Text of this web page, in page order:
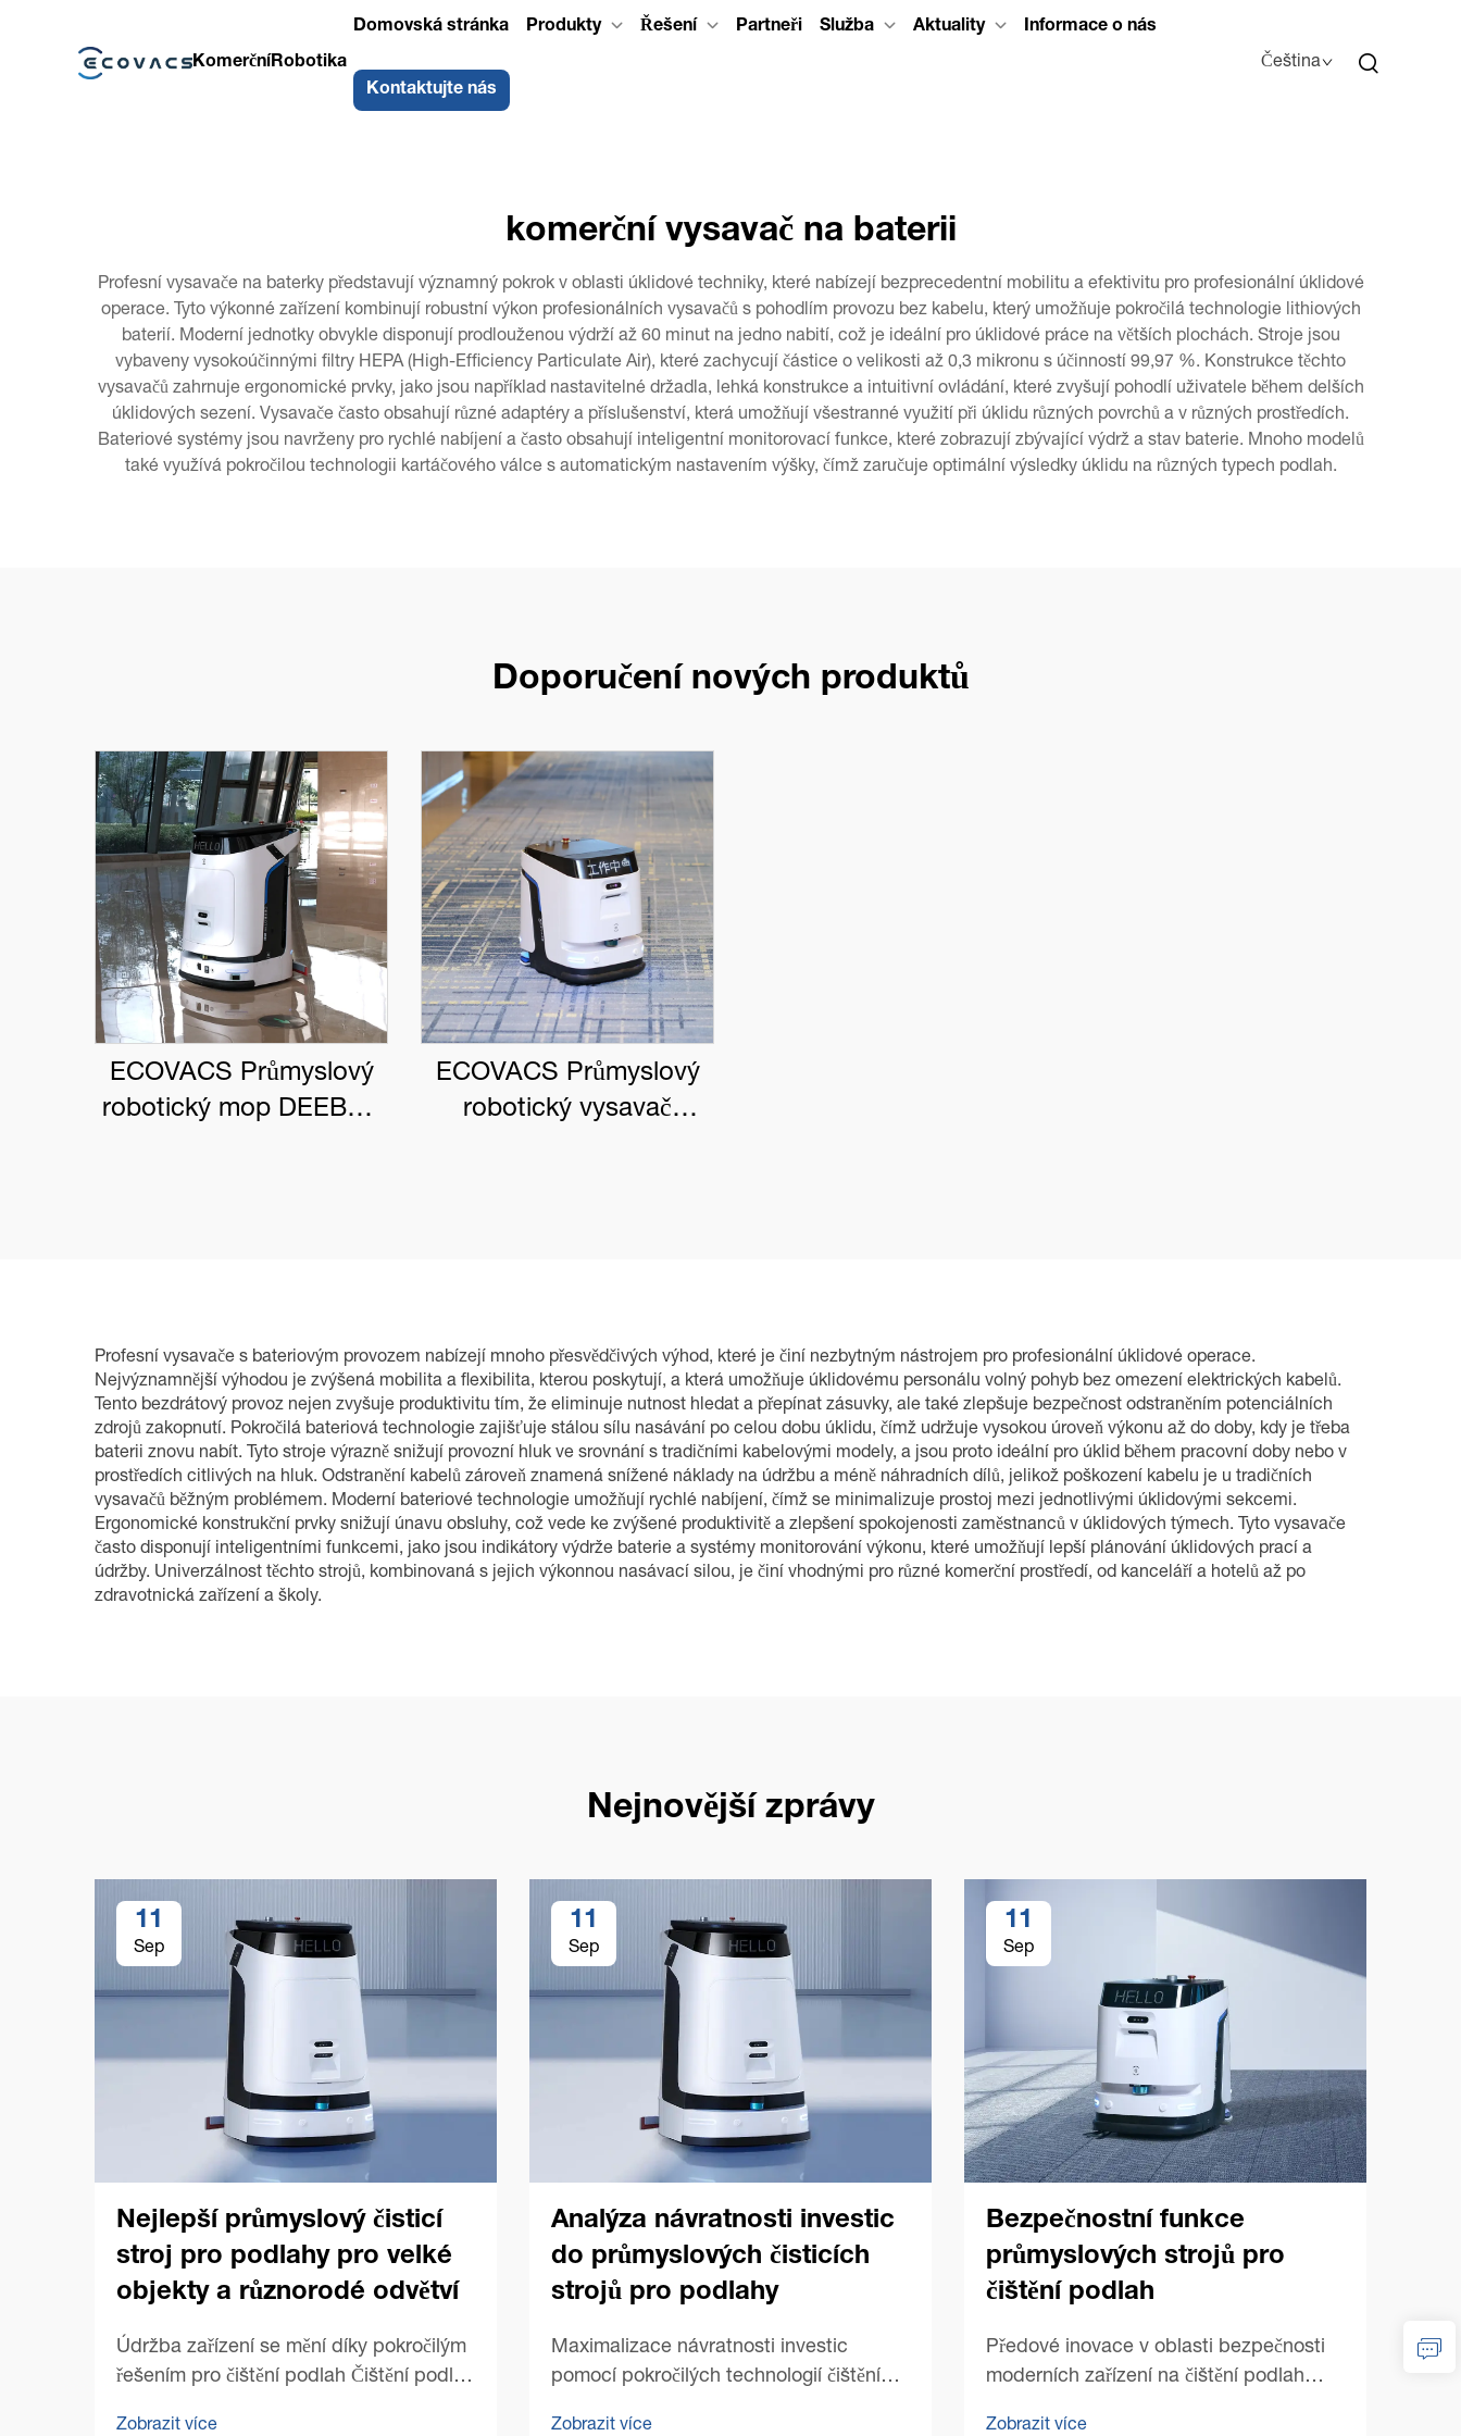
KomerčníRobotika
Domovská stránka Produkty Řešení Partneři Služba Aktuality Informace o nás
Kontaktujte nás
Čeština
komerční vysavač na baterii
Profesní vysavače na baterky představují významný pokrok v oblasti úklidové techniky, které nabízejí bezprecedentní mobilitu a efektivitu pro profesionální úklidové
operace. Tyto výkonné zařízení kombinují robustní výkon profesionálních vysavačů s pohodlím provozu bez kabelu, který umožňuje pokročilá technologie lithiových
baterií. Moderní jednotky obvykle disponují prodlouženou výdrží až 60 minut na jedno nabití, což je ideální pro úklidové práce na větších plochách. Stroje jsou
vybaveny vysokoúčinnými filtry HEPA (High-Efficiency Particulate Air), které zachycují částice o velikosti až 0,3 mikronu s účinností 99,97 %. Konstrukce těchto
vysavačů zahrnuje ergonomické prvky, jako jsou například nastavitelné držadla, lehká konstrukce a intuitivní ovládání, které zvyšují pohodlí uživatele během delších
úklidových sezení. Vysavače často obsahují různé adaptéry a příslušenství, která umožňují všestranné využití při úklidu různých povrchů a v různých prostředích.
Bateriové systémy jsou navrženy pro rychlé nabíjení a často obsahují inteligentní monitorovací funkce, které zobrazují zbývající výdrž a stav baterie. Mnoho modelů
také využívá pokročilou technologii kartáčového válce s automatickým nastavením výšky, čímž zaručuje optimální výsledky úklidu na různých typech podlah.
Doporučení nových produktů
ECOVACS Průmyslový
robotický mop DEEBOT
ECOVACS Průmyslový
robotický vysavač
Profesní vysavače s bateriovým provozem nabízejí mnoho přesvědčivých výhod, které je činí nezbytným nástrojem pro profesionální úklidové operace.
Nejvýznamnější výhodou je zvýšená mobilita a flexibilita, kterou poskytují, a která umožňuje úklidovému personálu volný pohyb bez omezení elektrických kabelů.
Tento bezdrátový provoz nejen zvyšuje produktivitu tím, že eliminuje nutnost hledat a přepínat zásuvky, ale také zlepšuje bezpečnost odstraněním potenciálních
zdrojů zakopnutí. Pokročilá bateriová technologie zajišťuje stálou sílu nasávání po celou dobu úklidu, čímž udržuje vysokou úroveň výkonu až do doby, kdy je třeba
baterii znovu nabít. Tyto stroje výrazně snižují provozní hluk ve srovnání s tradičními kabelovými modely, a jsou proto ideální pro úklid během pracovní doby nebo v
prostředích citlivých na hluk. Odstranění kabelů zároveň znamená snížené náklady na údržbu a méně náhradních dílů, jelikož poškození kabelu je u tradičních
vysavačů běžným problémem. Moderní bateriové technologie umožňují rychlé nabíjení, čímž se minimalizuje prostoj mezi jednotlivými úklidovými sekcemi.
Ergonomické konstrukční prvky snižují únavu obsluhy, což vede ke zvýšené produktivitě a zlepšení spokojenosti zaměstnanců v úklidových týmech. Tyto vysavače
často disponují inteligentními funkcemi, jako jsou indikátory výdrže baterie a systémy monitorování výkonu, které umožňují lepší plánování úklidových prací a
údržby. Univerzálnost těchto strojů, kombinovaná s jejich výkonnou nasávací silou, je činí vhodnými pro různé komerční prostředí, od kanceláří a hotelů až po
zdravotnická zařízení a školy.
Nejnovější zprávy
11
Sep
Nejlepší průmyslový čisticí
stroj pro podlahy pro velké
objekty a různorodé odvětví
Údržba zařízení se mění díky pokročilým
řešením pro čištění podlah Čištění podlah
Zobrazit více
11
Sep
Analýza návratnosti investic
do průmyslových čisticích
strojů pro podlahy
Maximalizace návratnosti investic
pomocí pokročilých technologií čištění
Zobrazit více
11
Sep
Bezpečnostní funkce
průmyslových strojů pro
čištění podlah
Předové inovace v oblasti bezpečnosti
moderních zařízení na čištění podlah
Zobrazit více